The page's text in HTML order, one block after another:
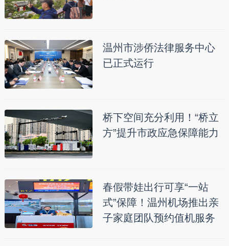
温州市涉侨法律服务中心
已正式运行
桥下空间充分利用！“桥立
方”提升市政应急保障能力
春假带娃出行可享“一站
式”保障！温州机场推出亲
子家庭团队预约值机服务